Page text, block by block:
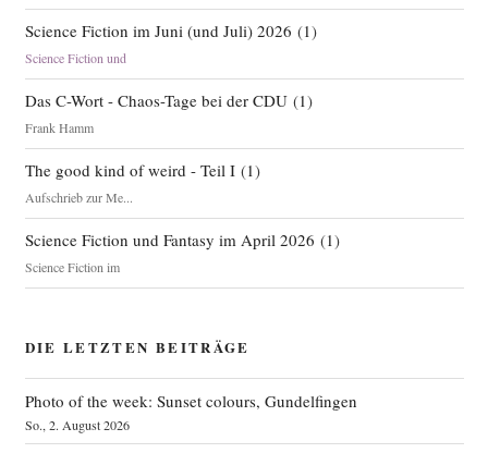
Science Fiction im Juni (und Juli) 2026 (1)
Science Fiction und
Das C-Wort - Chaos-Tage bei der CDU(1)
Frank Hamm
The good kind of weird - Teil I(1)
Aufschrieb zur Me...
Science Fiction und Fantasy im April 2026 (1)
Science Fiction im
DIE LETZTEN BEITRÄGE
Photo of the week: Sunset colours, Gundelfingen
So., 2. August 2026